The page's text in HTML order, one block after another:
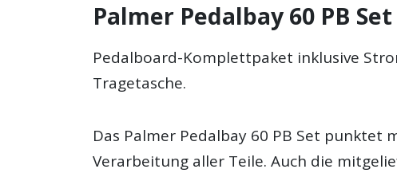
Palmer Pedalbay 60 PB
Pedalboard-Komplettpaket inklusive
Tragetasche.
Das Palmer Pedalbay 60 PB Set punktet
Verarbeitung aller Teile. Auch die